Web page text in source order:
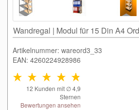
Wandregal | Modul für 15 Din A4
Artikelnummer: wareord3_33
EAN: 4260224928986
12 Kunden mit ∅4,9
Sternen
Bewertungen ansehen